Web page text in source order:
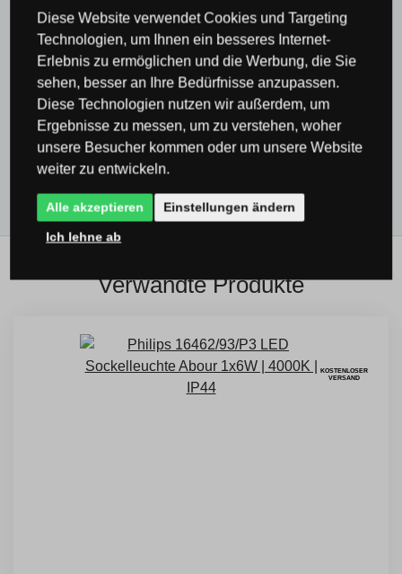
Leuchten & Beleuchtung Philips
Außenleuchten
Philips
Alle Produkte
Außenbeleuchtung & Außenleuchten
Beleuchtung rund um den Pool
Verwandte Produkte
KOSTENLOSER
VERSAND
Diese Website verwendet Cookies und Targeting
Technologien, um Ihnen ein besseres Internet-
Erlebnis zu ermöglichen und die Werbung, die Sie
sehen, besser an Ihre Bedürfnisse anzupassen.
Diese Technologien nutzen wir außerdem, um
Ergebnisse zu messen, um zu verstehen, woher
unsere Besucher kommen oder um unsere Website
weiter zu entwickeln.
Alle akzeptieren Einstellungen ändern
Ich lehne ab